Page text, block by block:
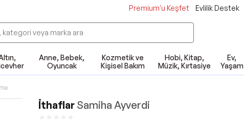
Premium'u Keşfet Evlilik Destek
Anne, Bebek,
Oyuncak
Kozmetik ve
Kişisel Bakım
Hobi, Kitap,
Müzik, Kırtasiye
Ev,
Yaşam
İthaflar Samiha Ayverdi